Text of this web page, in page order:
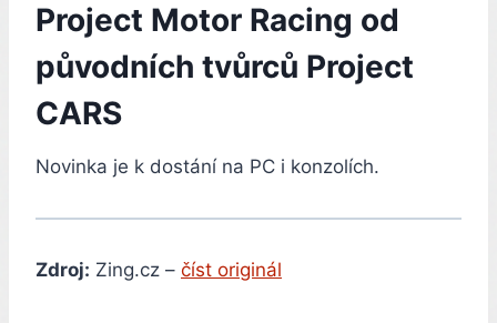
Project Motor Racing od
původních tvůrců Project
CARS
Novinka je k dostání na PC i konzolích.
Zdroj: Zing.cz – číst originál